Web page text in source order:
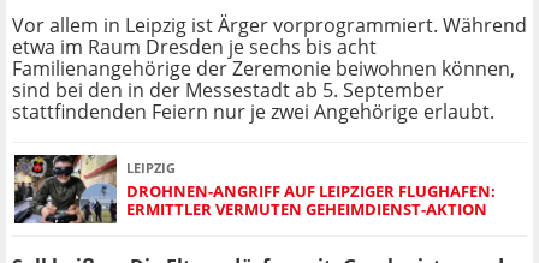
Vor allem in Leipzig ist Ärger vorprogrammiert. Während
etwa im Raum Dresden je sechs bis acht
Familienangehörige der Zeremonie beiwohnen können,
sind bei den in der Messestadt ab 5. September
stattfindenden Feiern nur je zwei Angehörige erlaubt.
LEIPZIG
DROHNEN-ANGRIFF AUF LEIPZIGER FLUGHAFEN:
ERMITTLER VERMUTEN GEHEIMDIENST-AKTION